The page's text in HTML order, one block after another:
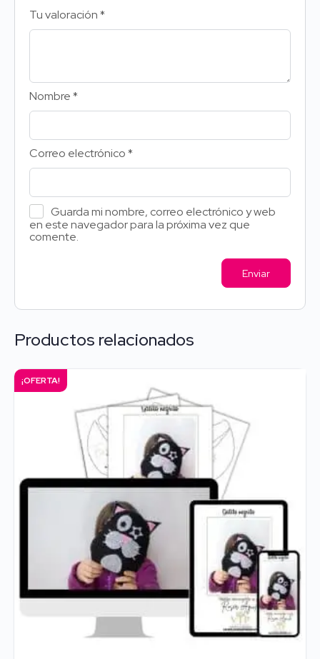
Tu valoración*
Nombre*
Correo electrónico*
Guarda mi nombre, correo electrónico y web
en este navegador para la próxima vez que
comente.
Productos relacionados
¡OFERTA!